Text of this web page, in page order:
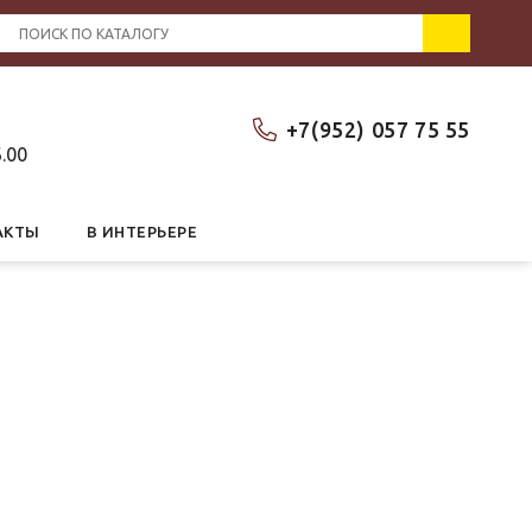
+7(952) 057 75 55
В ИНТЕРЬЕРЕ